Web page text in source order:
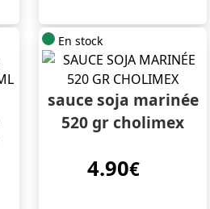
En stock
sauce soja marinée
520 gr cholimex
4.90€